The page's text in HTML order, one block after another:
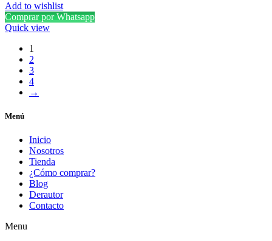
Add to wishlist
Comprar por Whatsapp
Quick view
1
2
3
4
→
Menú
Inicio
Nosotros
Tienda
¿Cómo comprar?
Blog
Derautor
Contacto
Menu